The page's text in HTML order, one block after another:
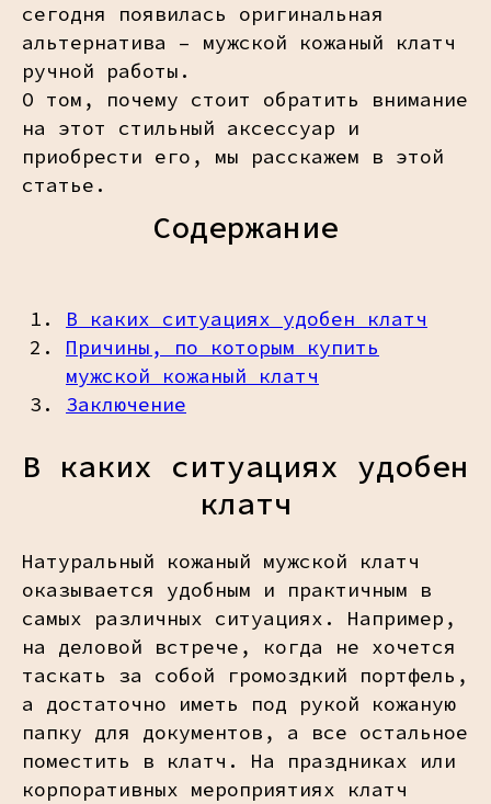
сегодня появилась оригинальная
альтернатива – мужской кожаный клатч
ручной работы.
О том, почему стоит обратить внимание
на этот стильный аксессуар и
приобрести его, мы расскажем в этой
статье.
Содержание
В каких ситуациях удобен клатч
Причины, по которым купить
мужской кожаный клатч
Заключение
В каких ситуациях удобен
клатч
Натуральный кожаный мужской клатч
оказывается удобным и практичным в
самых различных ситуациях. Например,
на деловой встрече, когда не хочется
таскать за собой громоздкий портфель,
а достаточно иметь под рукой кожаную
папку для документов, а все остальное
поместить в клатч. На праздниках или
корпоративных мероприятиях клатч